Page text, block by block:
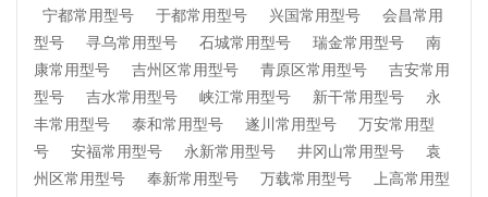
宁都常用型号
于都常用型号 兴国常用型号
会昌常用
型号
寻乌常用型号 石城常用型号 瑞金常用型号
南
康常用型号
吉州区常用型号 青原区常用型号
吉安常用
型号
吉水常用型号 峡江常用型号 新干常用型号
永
丰常用型号
泰和常用型号 遂川常用型号
万安常用型
号
安福常用型号 永新常用型号 井冈山常用型号
袁
州区常用型号
奉新常用型号 万载常用型号
上高常用型